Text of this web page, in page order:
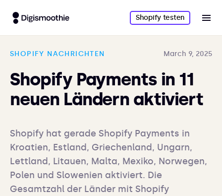
Shopify testen
SHOPIFY NACHRICHTEN March 9, 2025
Shopify Payments in 11
neuen Ländern aktiviert
Shopify hat gerade Shopify Payments in
Kroatien, Estland, Griechenland, Ungarn,
Lettland, Litauen, Malta, Mexiko, Norwegen,
Polen und Slowenien aktiviert. Die
Gesamtzahl der Länder mit Shopify